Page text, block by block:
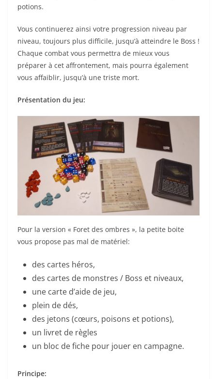
potions.
Vous continuerez ainsi votre progression niveau par
niveau, toujours plus difficile, jusqu’à atteindre le Boss !
Chaque combat vous permettra de mieux vous
préparer à cet affrontement, mais pourra également
vous affaiblir, jusqu’à une triste mort.
Présentation du jeu:
Pour la version « Foret des ombres », la petite boite
vous propose pas mal de matériel:
des cartes héros,
des cartes de monstres / Boss et niveaux,
une carte d’aide de jeu,
plein de dés,
des jetons (cœurs, poisons et potions),
un livret de règles
un bloc de fiche pour jouer en campagne.
Principe: